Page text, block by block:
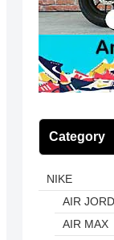
Category
NIKE
AIR
AIR MAX